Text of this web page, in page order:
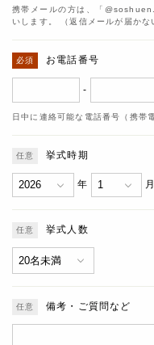
携帯メールの方は、「
いします。 （返信メールが届かな
お電話番号
-
日中に連絡可能な電話番号（携帯
挙式時期
年 月
挙式人数
備考・ご質問など